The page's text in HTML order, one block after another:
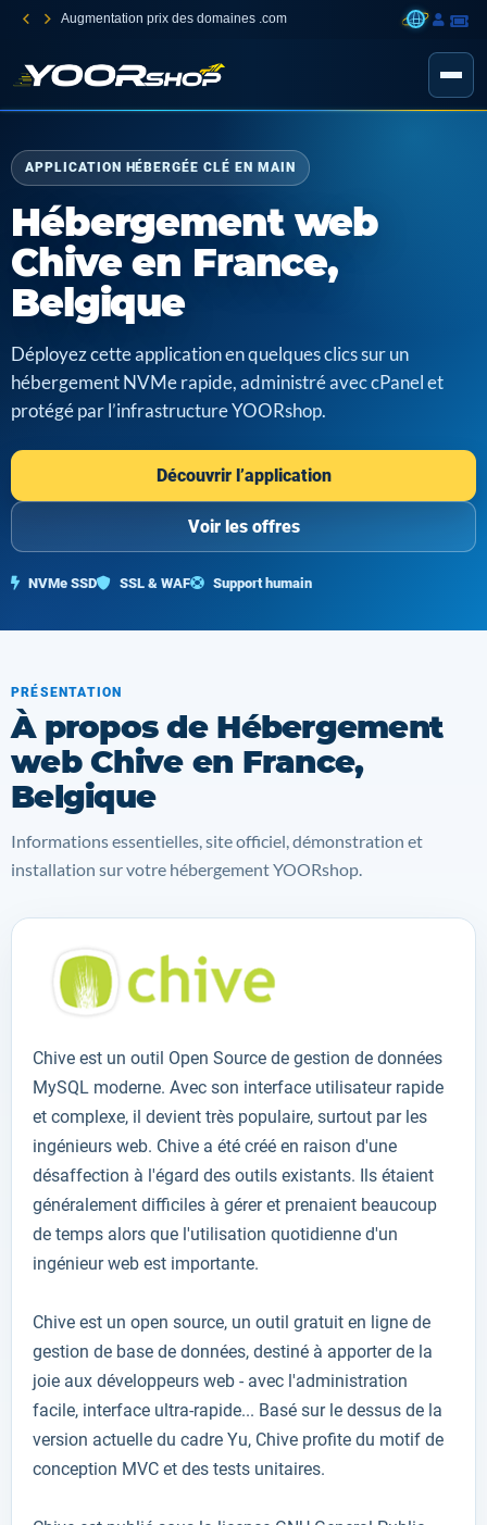
Augmentation prix des domaines .com
APPLICATION HÉBERGÉE CLÉ EN MAIN
Hébergement web
Chive en France,
Belgique
Déployez cette application en quelques clics sur un
hébergement NVMe rapide, administré avec cPanel et
protégé par l’infrastructure YOORshop.
Découvrir l’application
Voir les offres
NVMe SSD SSL & WAF Support humain
PRÉSENTATION
À propos de Hébergement
web Chive en France,
Belgique
Informations essentielles, site officiel, démonstration et
installation sur votre hébergement YOORshop.
Chive est un outil Open Source de gestion de données
MySQL moderne. Avec son interface utilisateur rapide
et complexe, il devient très populaire, surtout par les
ingénieurs web. Chive a été créé en raison d'une
désaffection à l'égard des outils existants. Ils étaient
généralement difficiles à gérer et prenaient beaucoup
de temps alors que l'utilisation quotidienne d'un
ingénieur web est importante.
Chive est un open source, un outil gratuit en ligne de
gestion de base de données, destiné à apporter de la
joie aux développeurs web - avec l'administration
facile, interface ultra-rapide... Basé sur le dessus de la
version actuelle du cadre Yu, Chive profite du motif de
conception MVC et des tests unitaires.